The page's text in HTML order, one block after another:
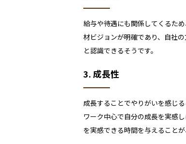
給与や待遇にも関係してくるた
材ビジョンが明確であり、自社
と認識できるそうです。
3. 成長性
成長することでやりがいを感じ
ワーク中心で自分の成長を実感
を実感できる時間を与えること